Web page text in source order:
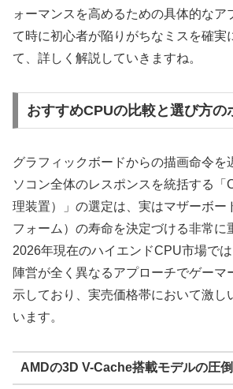
ォーマンスを高めるための具体的なア
て時に初心者が陥りがちなミスを確実
て、詳しく解説していきますね。
おすすめCPUの比較と選び方の
グラフィックボードからの描画命令を
ソコン全体のレスポンスを統括する「
理装置）」の選定は、実はマザーボー
フォーム）の寿命を決定づける非常に
2026年現在のハイエンドCPU市場で
陣営が全く異なるアプローチでゲーマ
示しており、実売価格帯において激し
います。
AMDの3D V-Cache搭載モデルの圧